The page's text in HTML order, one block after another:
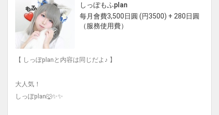
しっぽもふplan
每月會費3,500日圓 (円3500) + 280日圓
（服務使用費）
【 しっぽplanと内容は同じだよ♪ 】
大人気！
しっぽplan🐺✨✨